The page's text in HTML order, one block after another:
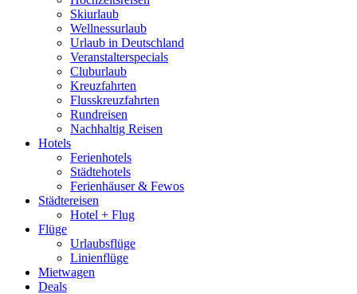
Skiurlaub
Wellnessurlaub
Urlaub in Deutschland
Veranstalterspecials
Cluburlaub
Kreuzfahrten
Flusskreuzfahrten
Rundreisen
Nachhaltig Reisen
Hotels
Ferienhotels
Städtehotels
Ferienhäuser & Fewos
Städtereisen
Hotel + Flug
Flüge
Urlaubsflüge
Linienflüge
Mietwagen
Deals